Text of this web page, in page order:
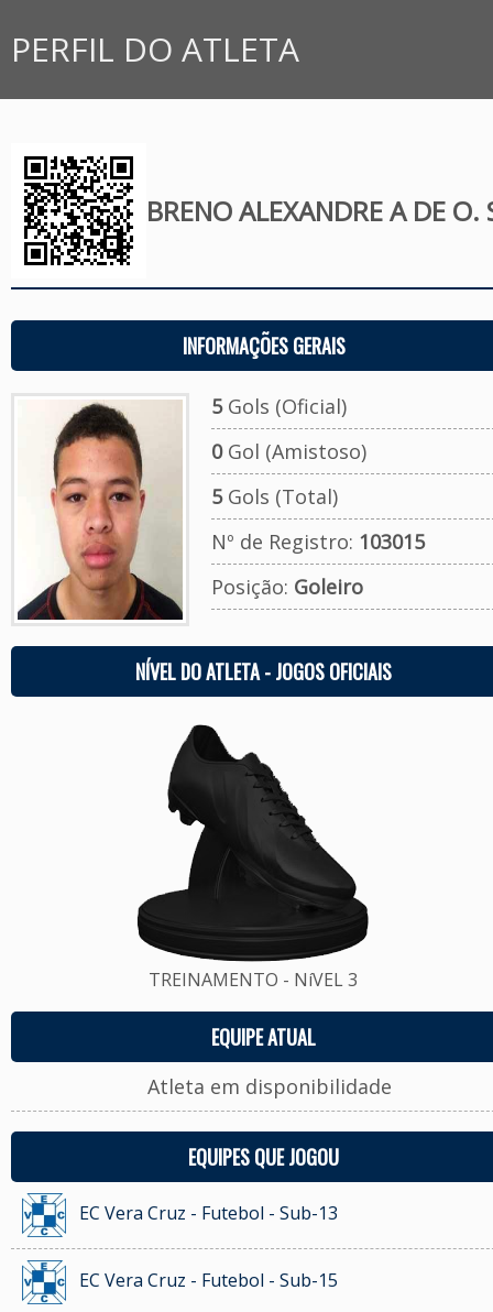
PERFIL DO ATLETA
BRENO ALEXANDRE A DE O.
INFORMAÇÕES GERAIS
5Gols (Oficial)
0Gol (Amistoso)
5Gols (Total)
Nº de Registro: 103015
Posição: Goleiro
NÍVEL DO ATLETA - JOGOS OFICIAIS
TREINAMENTO - NíVEL 3
EQUIPE ATUAL
Atleta em disponibilidade
EQUIPES QUE JOGOU
EC Vera Cruz - Futebol - Sub-13
EC Vera Cruz - Futebol - Sub-15